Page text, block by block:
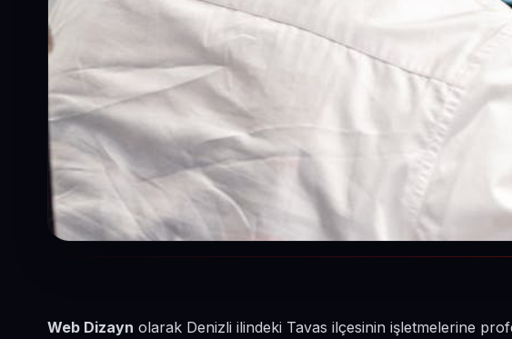
Web Dizayn olarak Denizli ilindeki Tavas ilçesinin işletmelerine